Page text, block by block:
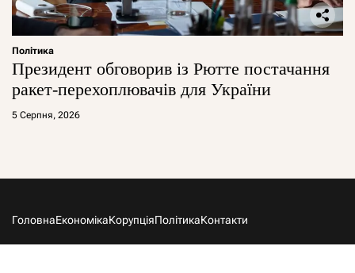
Політика
Президент обговорив із Рютте постачання
ракет-перехоплювачів для України
5 Серпня, 2026
ГоловнаЕкономікаКорупціяПолітикаКонтакти